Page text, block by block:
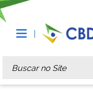
Busca
Busca Avançada…